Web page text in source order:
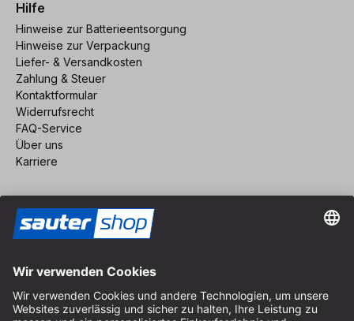
Hilfe
Hinweise zur Batterieentsorgung
Hinweise zur Verpackung
Liefer- & Versandkosten
Zahlung & Steuer
Kontaktformular
Widerrufsrecht
FAQ-Service
Über uns
Karriere
Impressum